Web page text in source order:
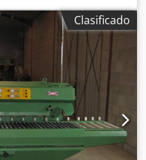
de hasta 20
cargada en camión.
por correo electrónico en
Clasificado